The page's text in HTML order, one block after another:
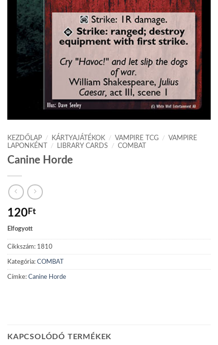
KEZDŐLAP / KÁRTYAJÁTÉKOK / VAMPIRE TCG /
VAMPIRE
LAPONKÉNT
/ LIBRARY CARDS / COMBAT
Canine Horde
120Ft
Elfogyott
Cikkszám: 1810
Kategória: COMBAT
Címke: Canine Horde
KAPCSOLÓDÓ TERMÉKEK